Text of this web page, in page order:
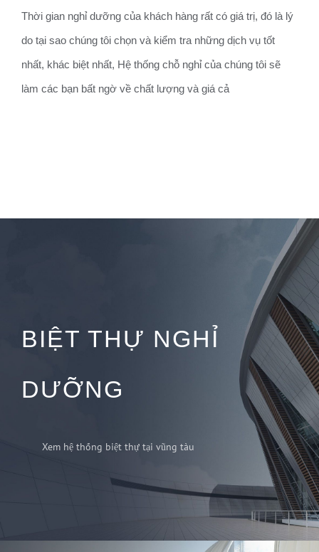
Thời gian nghỉ dưỡng của khách hàng rất có giá trị, đó là lý
do tại sao chúng tôi chọn và kiểm tra những dịch vụ tốt
nhất, khác biệt nhất, Hệ thống chỗ nghỉ của chúng tôi sẽ
làm các bạn bất ngờ về chất lượng và giá cả
BIỆT THỰ NGHỈ
DƯỠNG
Xem hệ thống biệt thự tại vũng tàu